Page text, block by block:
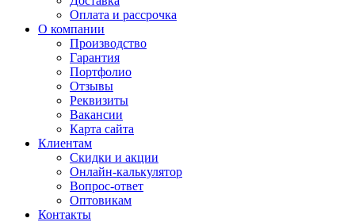
Оплата и рассрочка
О компании
Производство
Гарантия
Портфолио
Отзывы
Реквизиты
Вакансии
Карта сайта
Клиентам
Скидки и акции
Онлайн-калькулятор
Вопрос-ответ
Оптовикам
Контакты